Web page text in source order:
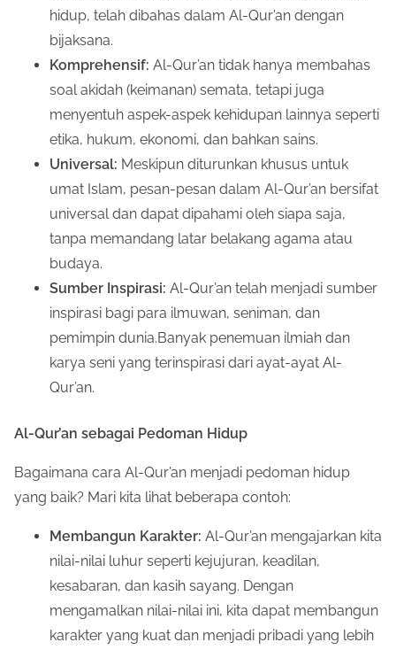
hidup, telah dibahas dalam Al-Qur’an dengan
bijaksana.
Komprehensif: Al-Qur’an tidak hanya membahas
soal akidah (keimanan) semata, tetapi juga
menyentuh aspek-aspek kehidupan lainnya seperti
etika, hukum, ekonomi, dan bahkan sains.
Universal: Meskipun diturunkan khusus untuk
umat Islam, pesan-pesan dalam Al-Qur’an bersifat
universal dan dapat dipahami oleh siapa saja,
tanpa memandang latar belakang agama atau
budaya.
Sumber Inspirasi: Al-Qur’an telah menjadi sumber
inspirasi bagi para ilmuwan, seniman, dan
pemimpin dunia.Banyak penemuan ilmiah dan
karya seni yang terinspirasi dari ayat-ayat Al-
Qur’an.
Al-Qur’an sebagai Pedoman Hidup
Bagaimana cara Al-Qur’an menjadi pedoman hidup
yang baik? Mari kita lihat beberapa contoh:
Membangun Karakter: Al-Qur’an mengajarkan kita
nilai-nilai luhur seperti kejujuran, keadilan,
kesabaran, dan kasih sayang. Dengan
mengamalkan nilai-nilai ini, kita dapat membangun
karakter yang kuat dan menjadi pribadi yang lebih